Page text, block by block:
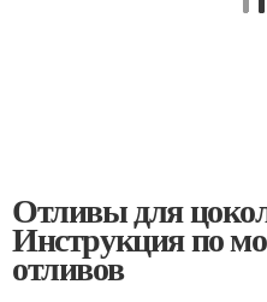
Отливы для
Инструкция по
отливов